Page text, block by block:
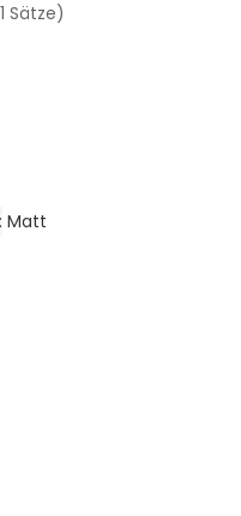
Sätze)
Matt